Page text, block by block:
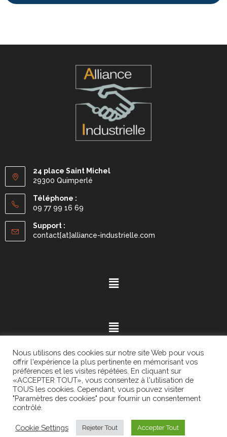
24 place Saint Michel
29300 Quimperlé
Téléphone :
09 77 99 16 69
Support :
contact[at]alliance-industrielle.com
Mention légales - ©2021.Alvaria. All Rights Reserved.
Nous utilisons des cookies sur notre site Web pour vous
offrir l'expérience la plus pertinente en mémorisant vos
préférences et les visites répétées. En cliquant sur
«ACCEPTER TOUT», vous consentez à l'utilisation de
TOUS les cookies. Cependant, vous pouvez visiter
"Paramètres des cookies" pour fournir un consentement
contrôlé.
Cookie Settings Rejeter Tout Accepter Tout